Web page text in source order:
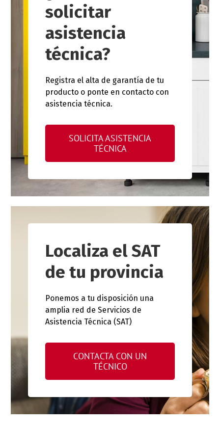
solicitar
asistencia
técnica?
Registra el alta de garantía de tu
producto o ponte en contacto con
asistencia técnica.
SOLICITA ASISTENCIA
TÉCNICA
Localiza el SAT
de tu provincia
Ponemos a tu disposición una
amplia red de Servicios de
Asistencia Técnica (SAT)
CONTACTA CON UN
TÉCNICO